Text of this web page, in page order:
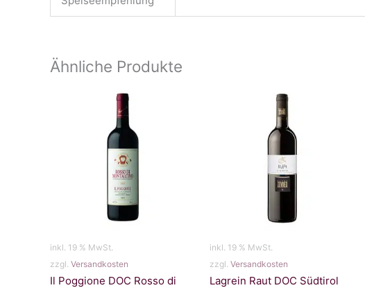
Ähnliche Produkte
inkl. 19 % MwSt.
zzgl. Versandkosten
Il Poggione DOC Rosso di
inkl. 19 % MwSt.
zzgl. Versandkosten
Lagrein Raut DOC Südtirol